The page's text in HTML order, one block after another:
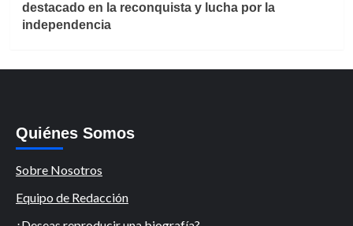
destacado en la reconquista y lucha por la
independencia
Quiénes Somos
Sobre Nosotros
Equipo de Redacción